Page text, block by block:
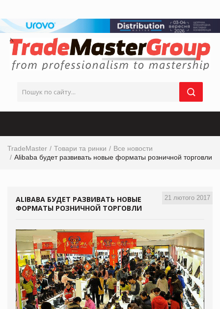
TradeMaster Товари та ринки
Все новости
Alibaba будет развивать новые форматы розничной торговли
21 лютого 2017
ALIBABA БУДЕТ РАЗВИВАТЬ НОВЫЕ
ФОРМАТЫ РОЗНИЧНОЙ ТОРГОВЛИ